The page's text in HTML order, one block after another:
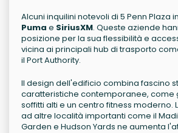
Alcuni inquilini notevoli di 5 Penn Plaza
Puma e SiriusXM. Queste aziende
posizione per la sua flessibilità e
vicina ai principali hub di trasporto
il Port Authority.
Il design dell'edificio combina fascino
caratteristiche contemporanee, come
soffitti alti e un centro fitness moderno.
ad altre località importanti come il
Garden e Hudson Yards ne aumenta